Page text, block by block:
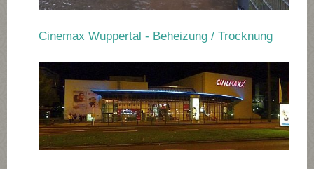
Cinemax Wuppertal - Beheizung / Trocknung